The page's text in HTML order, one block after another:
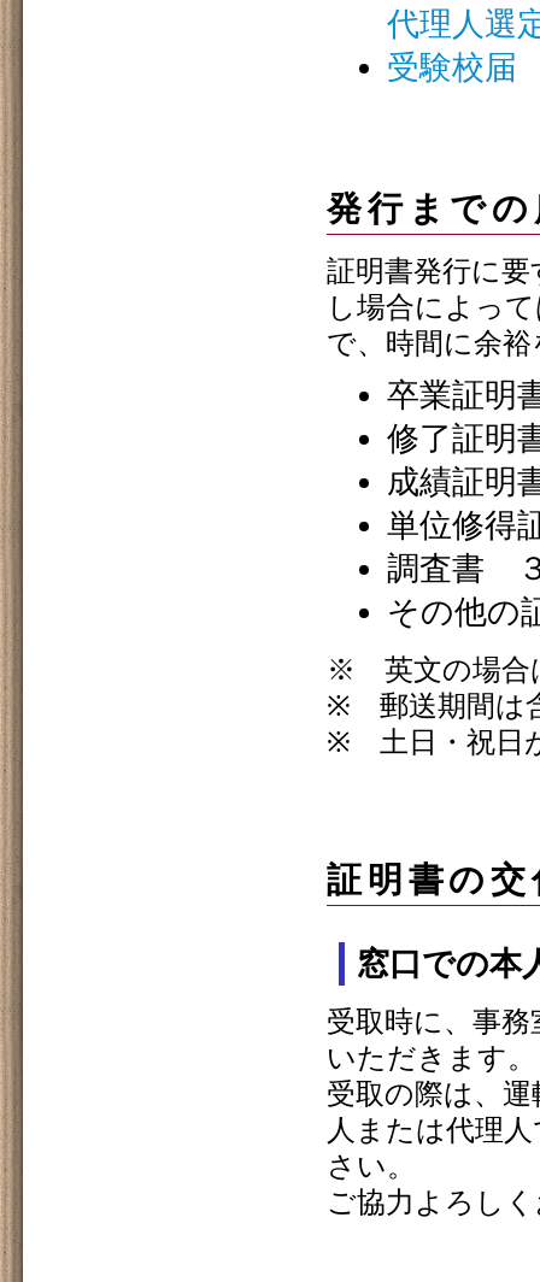
代理人選
受験校届
発行まで
証明書発行に
し場合によっ
で、時間に余
卒業証明
修了証明
成績証
単位修得
調査書
その他の
※ 英文の場合
※ 郵送期間は
※ 土日・祝日
証明書の交
窓口での本
受取時に、事
いただきます。
受取の際は、
人または代理
さい。
ご協力よろし